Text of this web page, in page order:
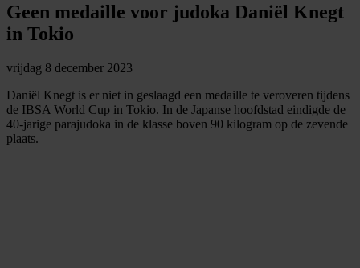
Geen medaille voor judoka Daniël Knegt
in Tokio
vrijdag 8 december 2023
Daniël Knegt is er niet in geslaagd een medaille te veroveren tijdens
de IBSA World Cup in Tokio. In de Japanse hoofdstad eindigde de
40-jarige parajudoka in de klasse boven 90 kilogram op de zevende
plaats.